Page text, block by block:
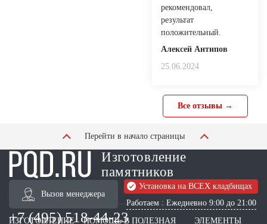
рекомендовал,
результат
положительный.
Алексей Антипов
25.06.2024
Все отзывы →
Перейти в начало страницы
Изготовление
памятников
Вызов менеджера
Установка на ВСЕХ кладбищах
Работаем : Ежедневно 9:00 до 21:00
+7 (495) 518-44-23
ИЗГОТОВЛЕНИЕ ПОМОЩЬ В ПОЛЕЗНАЯ ЭЛЕМЕНТЫ